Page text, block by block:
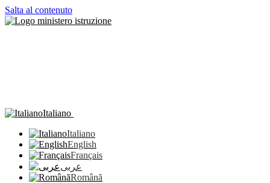
Salta al contenuto
Italiano
Italiano
English
Français
عربى
Română